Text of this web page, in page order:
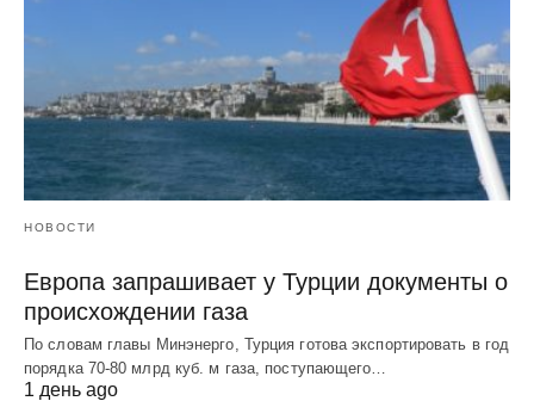
НОВОСТИ
Европа запрашивает у Турции документы о
происхождении газа
По словам главы Минэнерго, Турция готова экспортировать в год
порядка 70-80 млрд куб. м газа, поступающего…
1 день ago